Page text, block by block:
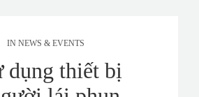
IN NEWS & EVENTS
dụng thiết bị